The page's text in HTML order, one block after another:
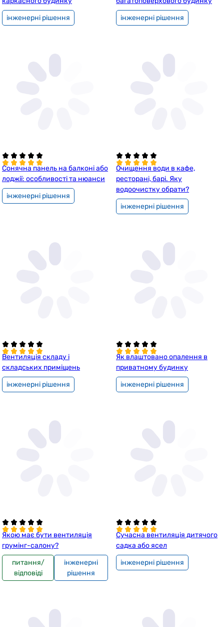
інженерні рішення
інженерні рішення
Сонячна панель на балконі або
лоджії: особливості та нюанси
інженерні рішення
Очищення води в кафе,
ресторані, барі. Яку
водоочистку обрати?
інженерні рішення
Вентиляція складу і
складських приміщень
інженерні рішення
Як влаштовано опалення в
приватному будинку
інженерні рішення
Якою має бути вентиляція
грумінг-салону?
питання/
відповіді
інженерні
рішення
Сучасна вентиляція дитячого
садка або ясел
інженерні рішення